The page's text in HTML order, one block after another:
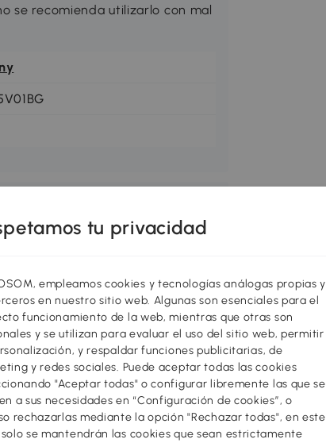
se recomienda utilizarlo con mal
tu privacidad
empleamos cookies y tecnologías análogas propias y
en nuestro sitio web. Algunas son esenciales para el
funcionamiento de la web, mientras que otras son
y se utilizan para evaluar el uso del sitio web, permitir
y respaldar funciones publicitarias, de
y redes sociales. Puede aceptar todas las cookies
"Aceptar todas" o configurar libremente las que se
a sus necesidades en “Configuración de cookies”, o
rechazarlas mediante la opción "Rechazar todas", en este
se mantendrán las cookies que sean estrictamente